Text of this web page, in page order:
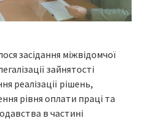
засідання міжвідомчої
зайнятості
реалізації рішень,
рівня оплати праці та
в частині